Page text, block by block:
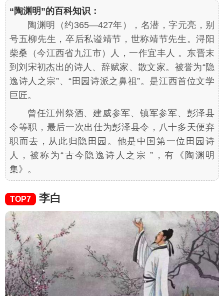
“陶渊明”的百科知识：
陶渊明（约365—427年），名潜，字元亮，别
号五柳先生，卒后私谥靖节，世称靖节先生。浔阳
柴桑（今江西省九江市）人，一作宜丰人 。东晋末
到刘宋初杰出的诗人、辞赋家、散文家。被誉为“隐
逸诗人之宗”、“田园诗派之鼻祖”。是江西首位文学
巨匠。
曾任江州祭酒、建威参军、镇军参军、彭泽县
令等职，最后一次出仕为彭泽县令，八十多天便弃
职而去，从此归隐田园。他是中国第一位田园诗
人，被称为“古今隐逸诗人之宗 ”，有《陶渊明
集》。
TOP7 李白